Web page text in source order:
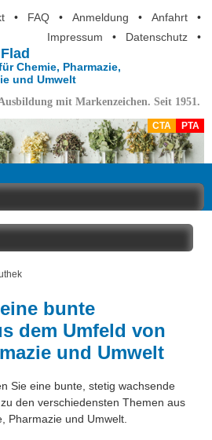
• FAQ • Anmeldung • Anfahrt
•
Impressum
• Datenschutz •
Chemie, Pharmazie,
und Umwelt
mit Markenzeichen. Seit 1951.
CTA PTA
in der Küche
bunte
dem Umfeld von
und Umwelt
Sie eine bunte, stetig wachsende
den verschiedensten Themen aus
Pharmazie und Umwelt.